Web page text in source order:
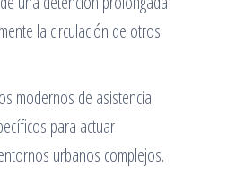
la circulación de otros
modernos de asistencia
para actuar
urbanos complejos.